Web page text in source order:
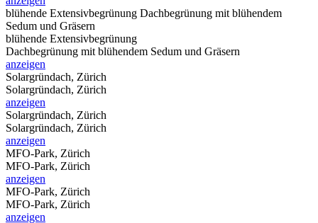
blühende Extensivbegrünung Dachbegrünung mit blühendem
Sedum und Gräsern
blühende Extensivbegrünung
Dachbegrünung mit blühendem Sedum und Gräsern
anzeigen
Solargründach, Zürich
Solargründach, Zürich
anzeigen
Solargründach, Zürich
Solargründach, Zürich
anzeigen
MFO-Park, Zürich
MFO-Park, Zürich
anzeigen
MFO-Park, Zürich
MFO-Park, Zürich
anzeigen